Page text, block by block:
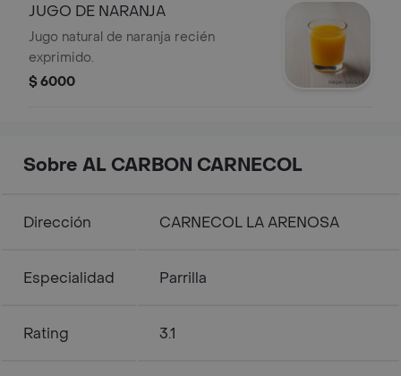
JUGO DE NARANJA
Jugo natural de naranja recién
exprimido.
$ 6000
Sobre AL CARBON CARNECOL
Dirección CARNECOL LA ARENOSA
Especialidad Parrilla
Rating 3.1